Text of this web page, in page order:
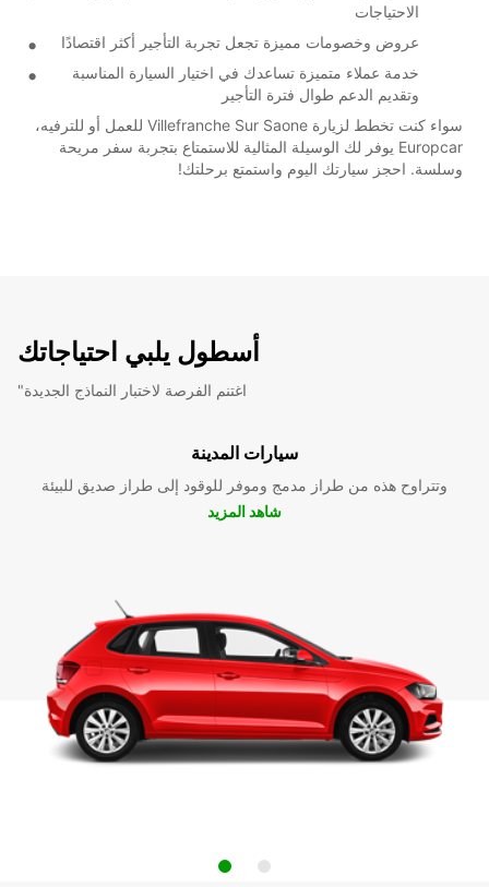
الاحتياجات
عروض وخصومات مميزة تجعل تجربة التأجير أكثر اقتصادًا
خدمة عملاء متميزة تساعدك في اختيار السيارة المناسبة
وتقديم الدعم طوال فترة التأجير
سواء كنت تخطط لزيارة Villefranche Sur Saone للعمل أو للترفيه،
Europcar يوفر لك الوسيلة المثالية للاستمتاع بتجربة سفر مريحة
وسلسة. احجز سيارتك اليوم واستمتع برحلتك!
أسطول يلبي احتياجاتك
"اغتنم الفرصة لاختبار النماذج الجديدة
سيارات المدينة
وتتراوح هذه من طراز مدمج وموفر للوقود إلى طراز صديق للبيئة
شاهد المزيد